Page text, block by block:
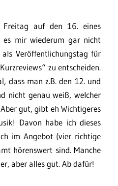
auf den 16. eines
mir wiederum gar nicht
Veröffentlichungstag für
zu entscheiden.
dass man z.B. den 12. und
nicht genau weiß, welcher
gut, gibt eh Wichtigeres
Davon habe ich dieses
im Angebot (vier richtige
hörenswert sind. Manche
aber alles gut. Ab dafür!